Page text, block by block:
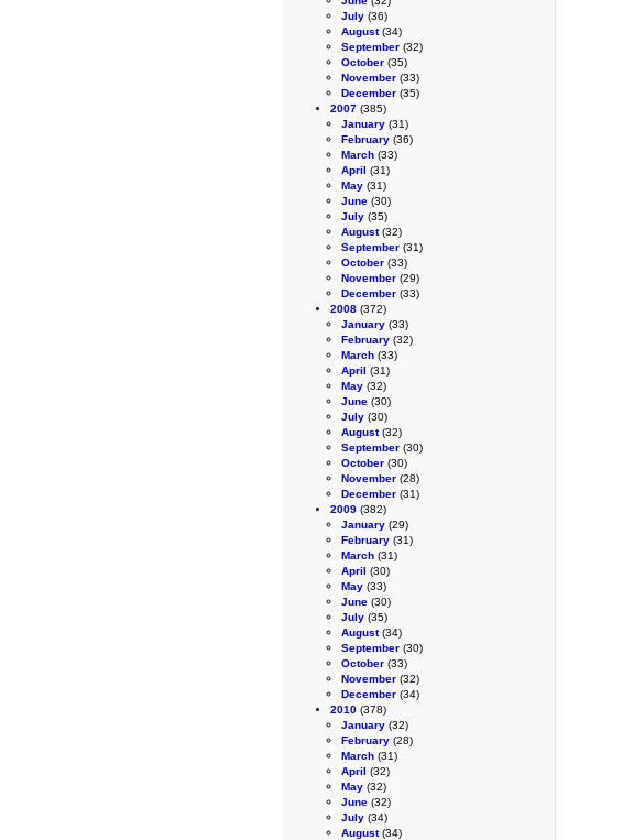
July (36)
August(34)
September (32)
October (35)
November (33)
December (35)
2007 (385)
January (31)
February (36)
March (33)
April (31)
May (31)
June (30)
July (35)
August(32)
September (31)
October (33)
November (29)
December (33)
2008 (372)
January (33)
February (32)
March (33)
April (31)
May (32)
June (30)
July (30)
August(32)
September (30)
October (30)
November (28)
December (31)
2009 (382)
January (29)
February (31)
March (31)
April (30)
May (33)
June (30)
July (35)
August(34)
September (30)
October (33)
November (32)
December (34)
2010 (378)
January (32)
February (28)
March (31)
April (32)
May (32)
June (32)
July (34)
August(34)